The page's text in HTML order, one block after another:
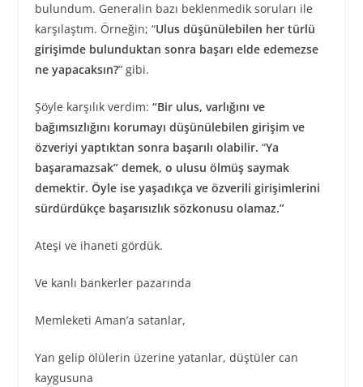
bulundum. Generalin bazı beklenmedik soruları ile
karşılaştım. Örneğin; “Ulus düşünülebilen her türlü
girişimde bulunduktan sonra başarı elde edemezse
ne yapacaksın?” gibi.
Şöyle karşılık verdim: “Bir ulus, varlığını ve
bağımsızlığını korumayı düşünülebilen girişim ve
özveriyi yaptıktan sonra başarılı olabilir. “Ya
başaramazsak” demek, o ulusu ölmüş saymak
demektir. Öyle ise yaşadıkça ve özverili girişimlerini
sürdürdükçe başarısızlık sözkonusu olamaz.”
Ateşi ve ihaneti gördük.
Ve kanlı bankerler pazarında
Memleketi Aman’a satanlar,
Yan gelip ölülerin üzerine yatanlar, düştüler can
kaygusuna